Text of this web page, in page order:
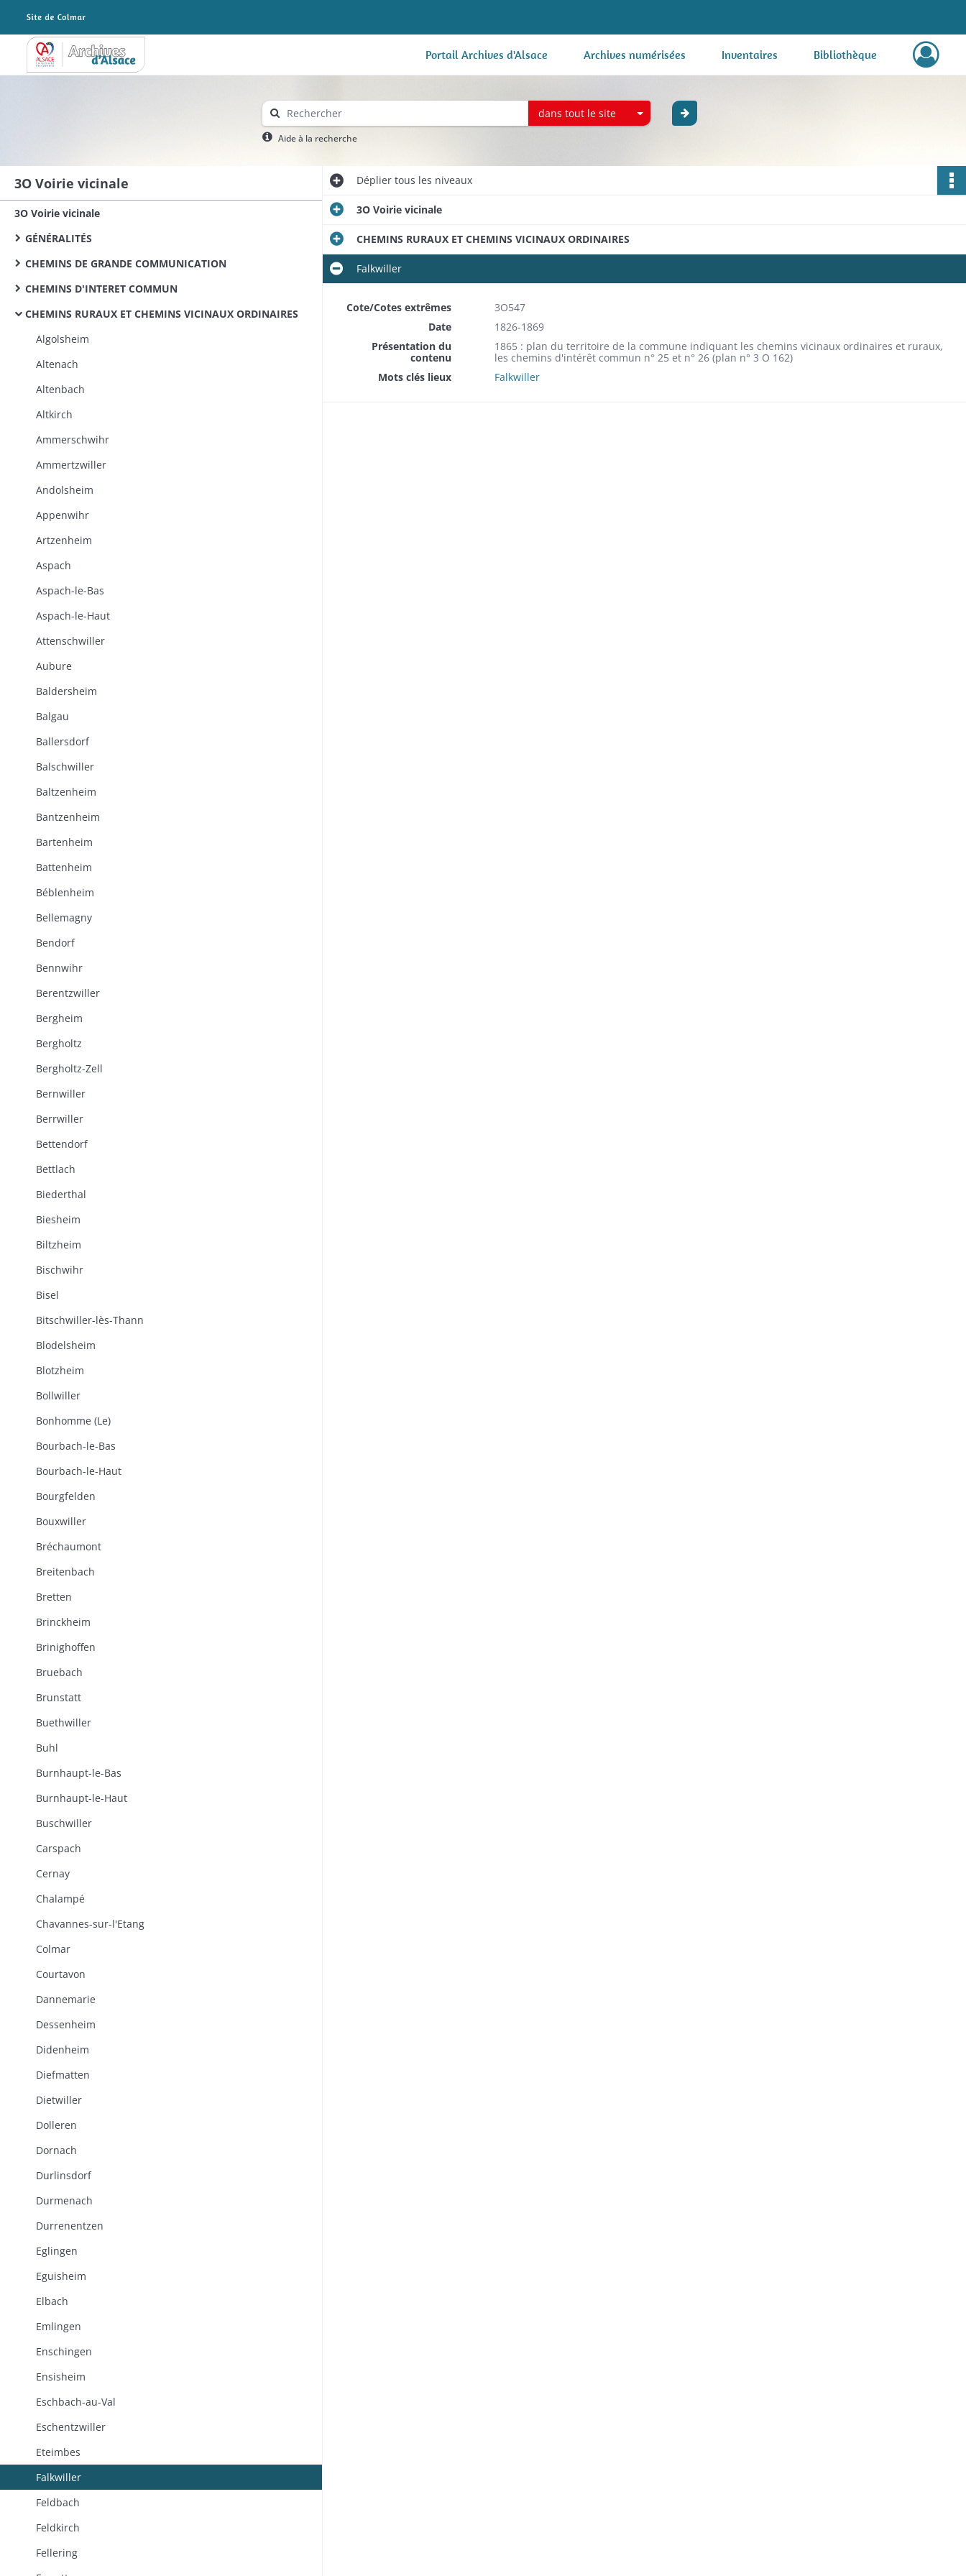
Archives Alsace - Colmar Portail Archives d'Alsace Archives numérisées Inventaires Bibliothèque
dans tout le site
Aide à la recherche
3O Voirie vicinale
3O Voirie vicinale
GÉNÉRALITÉS
CHEMINS DE GRANDE COMMUNICATION
CHEMINS D'INTERET COMMUN
CHEMINS RURAUX ET CHEMINS VICINAUX ORDINAIRES
Algolsheim
Altenach
Altenbach
Altkirch
Ammerschwihr
Ammertzwiller
Andolsheim
Appenwihr
Artzenheim
Aspach
Aspach-le-Bas
Aspach-le-Haut
Attenschwiller
Aubure
Baldersheim
Balgau
Ballersdorf
Balschwiller
Baltzenheim
Bantzenheim
Bartenheim
Battenheim
Béblenheim
Bellemagny
Bendorf
Bennwihr
Berentzwiller
Bergheim
Bergholtz
Bergholtz-Zell
Bernwiller
Berrwiller
Bettendorf
Bettlach
Biederthal
Biesheim
Biltzheim
Bischwihr
Bisel
Bitschwiller-lès-Thann
Blodelsheim
Blotzheim
Bollwiller
Bonhomme (Le)
Bourbach-le-Bas
Bourbach-le-Haut
Bourgfelden
Bouxwiller
Bréchaumont
Breitenbach
Bretten
Brinckheim
Brinighoffen
Bruebach
Brunstatt
Buethwiller
Buhl
Burnhaupt-le-Bas
Burnhaupt-le-Haut
Buschwiller
Carspach
Cernay
Chalampé
Chavannes-sur-l'Etang
Colmar
Courtavon
Dannemarie
Dessenheim
Didenheim
Diefmatten
Dietwiller
Dolleren
Dornach
Durlinsdorf
Durmenach
Durrenentzen
Eglingen
Eguisheim
Elbach
Emlingen
Enschingen
Ensisheim
Eschbach-au-Val
Eschentzwiller
Eteimbes
Falkwiller
Feldbach
Feldkirch
Fellering
Dépliertous les niveaux
3O Voirie vicinale
CHEMINS RURAUX ET CHEMINS VICINAUX ORDINAIRES
Falkwiller
Cote/Cotes extrêmes
3O547
Date
1826-1869
Présentation du
contenu
1865 : plan du territoire de la commune indiquant les chemins vicinaux ordinaires et ruraux,
les chemins d'intérêt commun n° 25 et n° 26 (plan n° 3 O 162)
Mots clés lieux
Falkwiller